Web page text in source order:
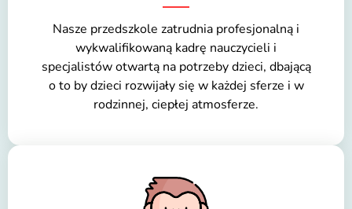
Nasze przedszkole zatrudnia profesjonalną i
wykwalifikowaną kadrę nauczycieli i
specjalistów otwartą na potrzeby dzieci, dbającą
o to by dzieci rozwijały się w każdej sferze i w
rodzinnej, ciepłej atmosferze.